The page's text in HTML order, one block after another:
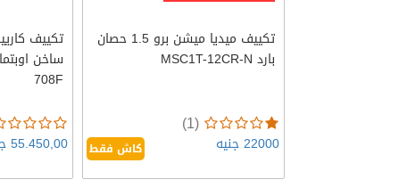
708F
55.450,00 جنيه
تكييف ميديا ميشن برو 1.5 حصان
بارد MSC1T-12CR-N
(1)
22000 جنيه كاش فقط